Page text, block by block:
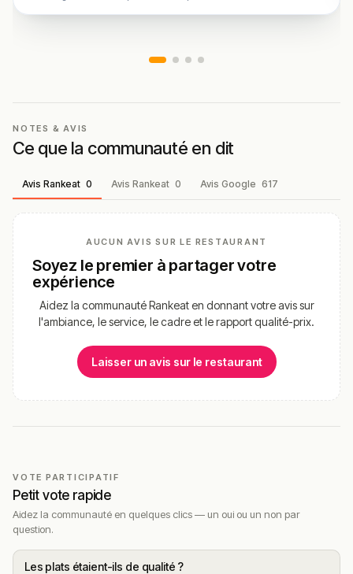
NOTES & AVIS
Ce que la communauté en dit
Avis Rankeat 0 Avis Rankeat 0 Avis Google 617
AUCUN AVIS SUR LE RESTAURANT
Soyez le premier à partager votre
expérience
Aidez la communauté Rankeat en donnant votre avis sur
l'ambiance, le service, le cadre et le rapport qualité-prix.
Laisser un avis sur le restaurant
VOTE PARTICIPATIF
Petit vote rapide
Aidez la communauté en quelques clics — un oui ou un non par
question.
Les plats étaient-ils de qualité ?